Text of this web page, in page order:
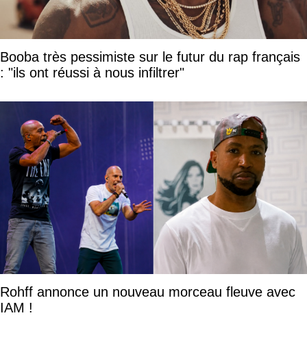
Booba très pessimiste sur le futur du rap français
: "ils ont réussi à nous infiltrer"
Rohff annonce un nouveau morceau fleuve avec
IAM !